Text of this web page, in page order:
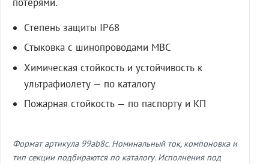
Степень защиты IP68
Стыковка с шинопроводами МВС
Химическая стойкость и устойчивость к
ультрафиолету — по каталогу
Пожарная стойкость — по паспорту и КП
Формат артикула 99ab8c. Номинальный ток, компоновка и
тип секции подбираются по каталогу. Исполнения под